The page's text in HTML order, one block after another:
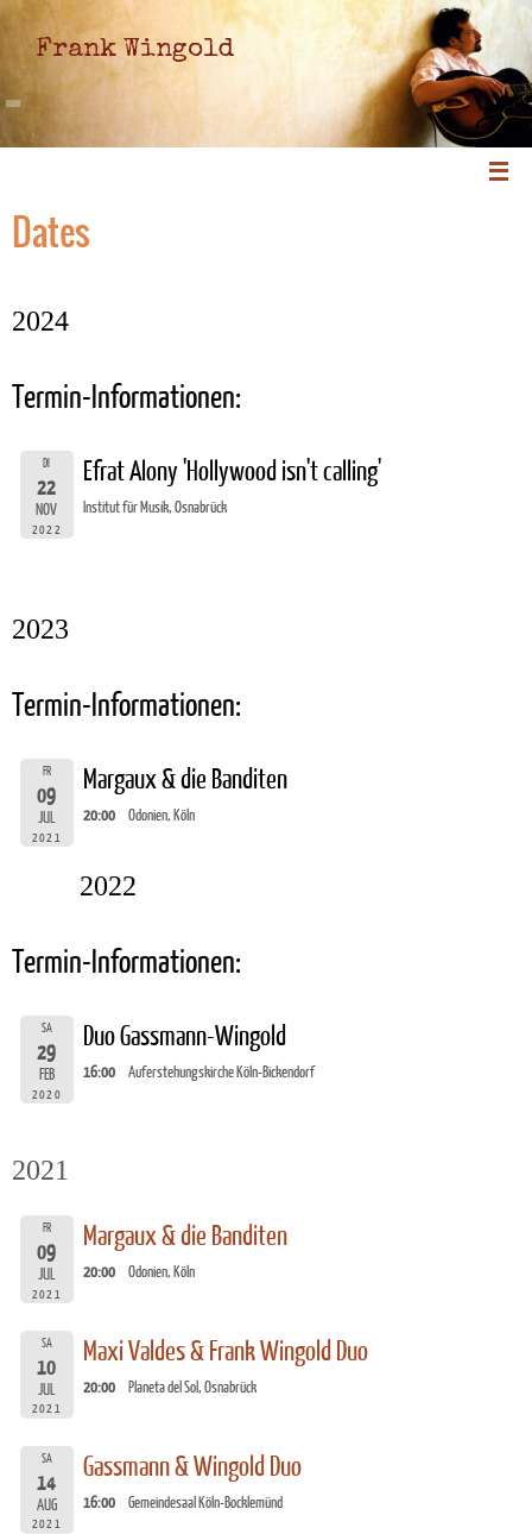
Frank Wingold
Dates
2024
Termin-Informationen:
DI
22
NOV
2022
Efrat Alony 'Hollywood isn't calling'
Institut für Musik, Osnabrück
2023
Termin-Informationen:
FR
09
JUL
2021
Margaux & die Banditen
20:00 Odonien, Köln
2022
Termin-Informationen:
SA
29
FEB
2020
Duo Gassmann-Wingold
16:00 Auferstehungskirche Köln-Bickendorf
2021
FR
09
JUL
2021
Margaux & die Banditen
20:00 Odonien, Köln
SA
10
JUL
2021
Maxi Valdes & Frank Wingold Duo
20:00 Planeta del Sol, Osnabrück
SA
14
AUG
2021
Gassmann & Wingold Duo
16:00 Gemeindesaal Köln-Bocklemünd